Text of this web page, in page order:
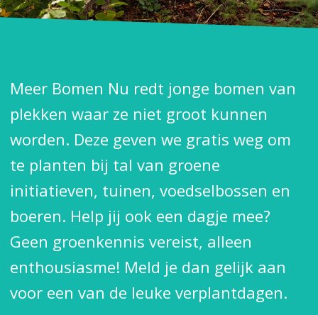
Meer Bomen Nu redt jonge bomen van
plekken waar ze niet groot kunnen
worden. Deze geven we gratis weg om
te planten bij tal van groene
initiatieven, tuinen, voedselbossen en
boeren. Help jij ook een dagje mee?
Geen groenkennis vereist, alleen
enthousiasme! Meld je dan gelijk aan
voor een van de leuke verplantdagen.